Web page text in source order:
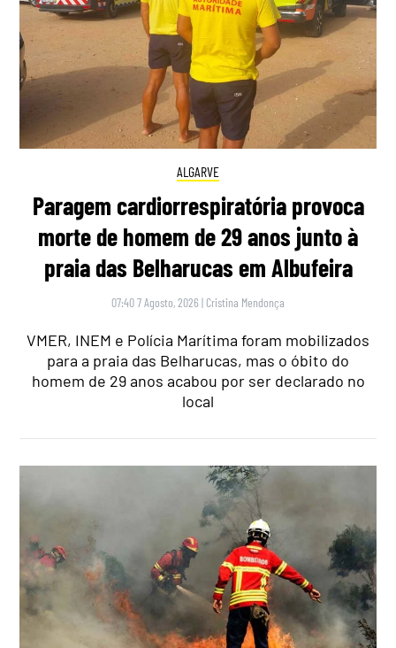
ALGARVE
Paragem cardiorrespiratória provoca
morte de homem de 29 anos junto à
praia das Belharucas em Albufeira
07:40 7 Agosto, 2026 | Cristina Mendonça
VMER, INEM e Polícia Marítima foram mobilizados
para a praia das Belharucas, mas o óbito do
homem de 29 anos acabou por ser declarado no
local